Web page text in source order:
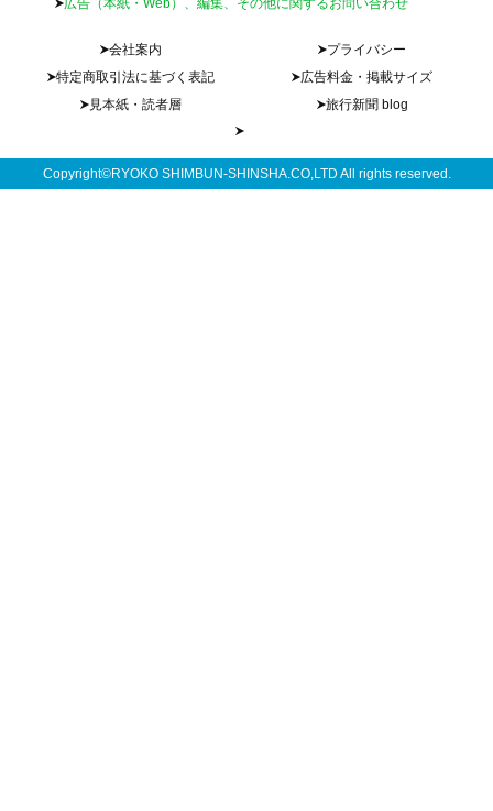
広告（本紙・Web）、編集、その他に関するお問い合わせ
会社案内
プライバシー
特定商取引法に基づく表記
広告料金・掲載サイズ
見本紙・読者層
旅行新聞 blog
Copyright©RYOKO SHIMBUN-SHINSHA.CO,LTD All rights reserved.